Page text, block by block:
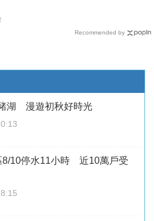
Recommended by
豬湖 漫遊初秋好時光
8/10停水11小時 近10萬戶受